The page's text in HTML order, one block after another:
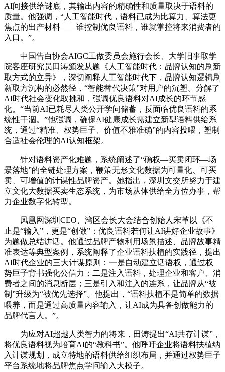
AI间接供给谜底，其输出内容的精确性和质量取决于语料的
质量。他强调，“人工智能时代，语料已成为比算力、算法更
焦点的出产材料——谁控制优良语料，谁就掌控将来消费者的
入口。”。
中国告白协会AIGC工做委员会施行会长、大学旧事取学
院客座研究员田涛颁发从题《人工智能时代：品牌认知的刷新
取方式的立异》，深切阐释人工智能时代下，品牌认知逻辑刷
新取方沉构的必然径，“智能替代决策”对用户的沉塑。分解了
AI时代社会变化取挑和，强调优良语料对AI成长的环节感
化。“当前AI已耗尽人类公开学问储蓄，反面临优良语料的系
统性干涸。”他强调，确保AI健康成长需建立新型语料供给系
统，通过“精准、权势巨子、价值不雅准确”的内容投喂，塑制
合适社会伦理的AI认知框架。
针对语料资产化难题，系统阐述了“确权—买卖闭环—场
景落地”的全链处理方案，鞭策无形文化数据为可量化、可买
卖、可增值的计谋性品牌资产。她指出，深圳文交所努力于建
立文化大数据买卖生态系统，为市场从体供给全方位办事，帮
力企业数字化转型。
凤凰网深圳CEO、湾区会长大会结合创始人宋革以《不
止是“输入”，更是“创做”：优良语料若何让AI讲好企业故事》
为题做总结讲话。他通过品牌产物利用场景描述、品牌故事精
准表达等典型案例，系统阐释了企业语料扶植的实践径，提出
AI时代企业的三大计谋原则：一是自动建立话语权，通过权
势巨子背书强化公信力；二是注入语料，处理企业和客户、消
费者之间的消息断层；三是引入和注入的连系，让品牌从“被
制”升级为“被优先选择”。他提出，“语料扶植不是简单的数据
喂养，而是通过高质量内容输入，让AI成为具备创做能力的
品牌代言人。”。
为应对AI超越人类智力的将来，田涛提出“AI共存计谋”，
将优良语料视为培育AI的“教科书”。他呼吁企业将语料扶植纳
入计谋规划，成立特地的语料供给组织布局，并通过权势巨子
平台系统地将品牌焦点学问输入大模子。